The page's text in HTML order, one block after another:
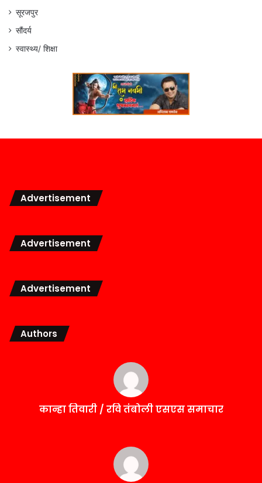
सूरजपुर
सौंदर्य
स्वास्थ्य/ शिक्षा
Advertisement
Advertisement
Advertisement
Authors
कान्हा तिवारी / रवि तंबोली एसएस समाचार